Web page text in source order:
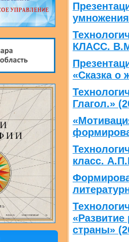
КЛАСС.
«Сказка о
Глагол.»
«
класс.
страны»